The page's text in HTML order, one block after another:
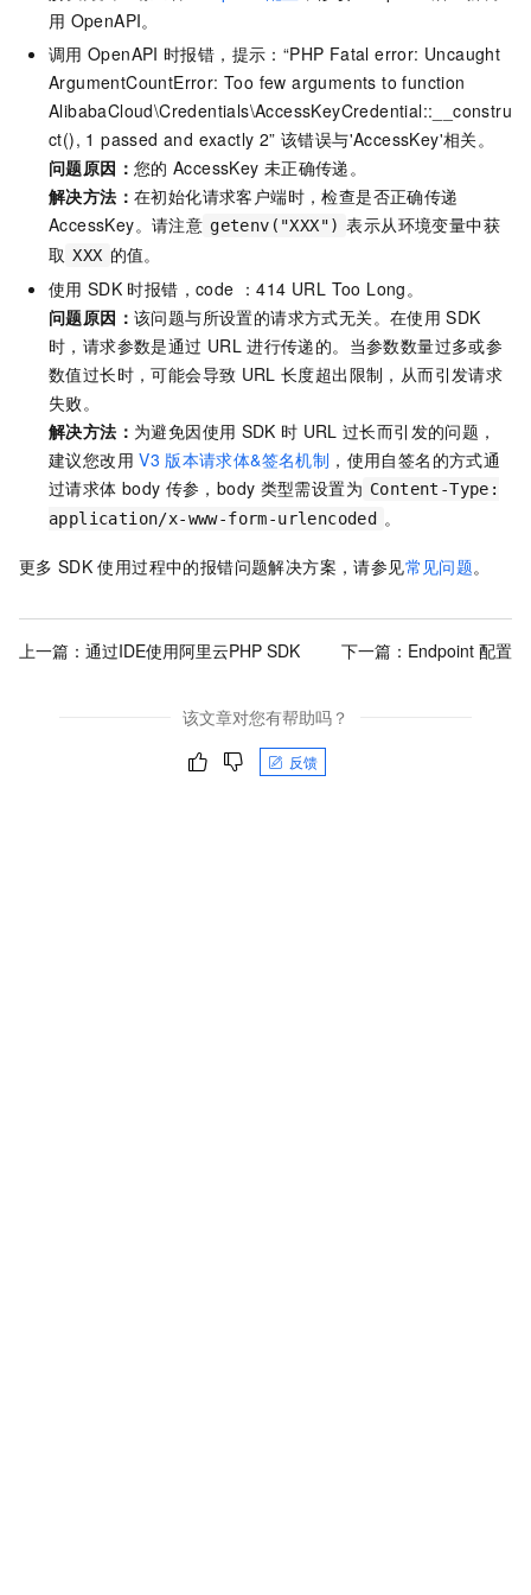
用 OpenAPI。
调用 OpenAPI 时报错，提示：“PHP Fatal error: Uncaught
ArgumentCountError: Too few arguments to function
AlibabaCloud\Credentials\AccessKeyCredential::__constru
ct(), 1 passed and exactly 2” 该错误与'AccessKey'相关。
问题原因： 您的 AccessKey 未正确传递。
解决方法： 在初始化请求客户端时，检查是否正确传递
AccessKey。请注意 getenv("XXX") 表示从环境变量中获
取 XXX 的值。
使用 SDK 时报错，code ：414 URL Too Long。
问题原因： 该问题与所设置的请求方式无关。在使用 SDK
时，请求参数是通过 URL 进行传递的。当参数数量过多或参
数值过长时，可能会导致 URL 长度超出限制，从而引发请求
失败。
解决方法： 为避免因使用 SDK 时 URL 过长而引发的问题，
建议您改用 V3 版本请求体&签名机制 ，使用自签名的方式通
过请求体 body 传参，body 类型需设置为 Content-Type:
application/x-www-form-urlencoded 。
更多 SDK 使用过程中的报错问题解决方案，请参见常见问题。
上一篇： 通过IDE使用阿里云PHP SDK 下一篇： Endpoint 配置
该文章对您有帮助吗？
反馈